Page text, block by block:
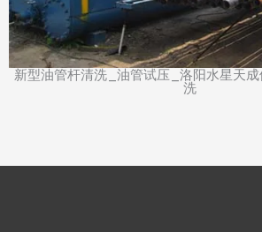
新型油管杆清洗_油管试压_洛阳水星天
洗